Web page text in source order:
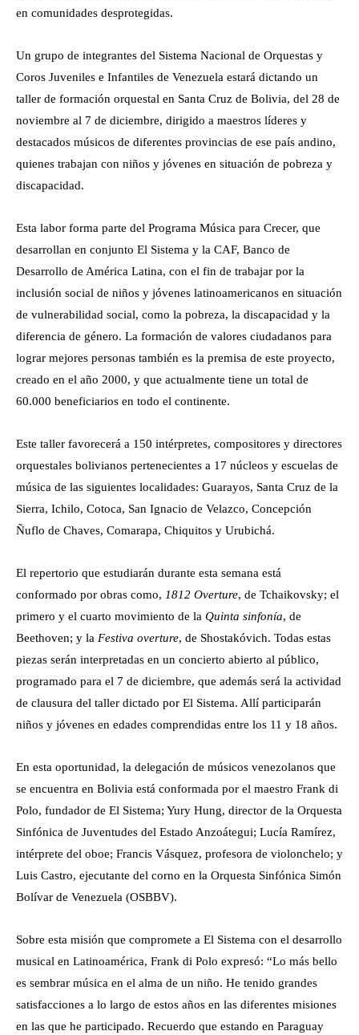
en comunidades desprotegidas.
Un grupo de integrantes del Sistema Nacional de Orquestas y
Coros Juveniles e Infantiles de Venezuela estará dictando un
taller de formación orquestal en Santa Cruz de Bolivia, del 28 de
noviembre al 7 de diciembre, dirigido a maestros líderes y
destacados músicos de diferentes provincias de ese país andino,
quienes trabajan con niños y jóvenes en situación de pobreza y
discapacidad.
Esta labor forma parte del Programa Música para Crecer, que
desarrollan en conjunto El Sistema y la CAF, Banco de
Desarrollo de América Latina, con el fin de trabajar por la
inclusión social de niños y jóvenes latinoamericanos en situación
de vulnerabilidad social, como la pobreza, la discapacidad y la
diferencia de género. La formación de valores ciudadanos para
lograr mejores personas también es la premisa de este proyecto,
creado en el año 2000, y que actualmente tiene un total de
60.000 beneficiarios en todo el continente.
Este taller favorecerá a 150 intérpretes, compositores y directores
orquestales bolivianos pertenecientes a 17 núcleos y escuelas de
música de las siguientes localidades: Guarayos, Santa Cruz de la
Sierra, Ichilo, Cotoca, San Ignacio de Velazco, Concepción
Ñuflo de Chaves, Comarapa, Chiquitos y Urubichá.
El repertorio que estudiarán durante esta semana está
conformado por obras como, 1812 Overture, de Tchaikovsky; el
primero y el cuarto movimiento de la Quinta sinfonía, de
Beethoven; y la Festiva overture, de Shostakóvich. Todas estas
piezas serán interpretadas en un concierto abierto al público,
programado para el 7 de diciembre, que además será la actividad
de clausura del taller dictado por El Sistema. Allí participarán
niños y jóvenes en edades comprendidas entre los 11 y 18 años.
En esta oportunidad, la delegación de músicos venezolanos que
se encuentra en Bolivia está conformada por el maestro Frank di
Polo, fundador de El Sistema; Yury Hung, director de la Orquesta
Sinfónica de Juventudes del Estado Anzoátegui; Lucía Ramírez,
intérprete del oboe; Francis Vásquez, profesora de violonchelo; y
Luis Castro, ejecutante del corno en la Orquesta Sinfónica Simón
Bolívar de Venezuela (OSBBV).
Sobre esta misión que compromete a El Sistema con el desarrollo
musical en Latinoamérica, Frank di Polo expresó: “Lo más bello
es sembrar música en el alma de un niño. He tenido grandes
satisfacciones a lo largo de estos años en las diferentes misiones
en las que he participado. Recuerdo que estando en Paraguay